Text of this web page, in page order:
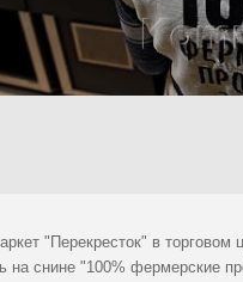
"Перекресток" в торговом
на снине "100% фермерские